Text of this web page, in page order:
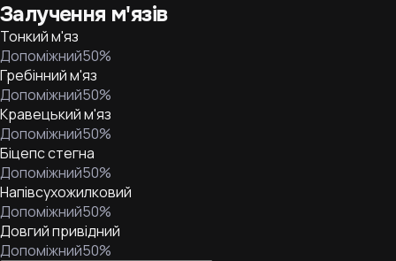
Залучення м'язів
Тонкий м'яз
Допоміжний50%
Гребінний м'яз
Допоміжний50%
Кравецький м'яз
Допоміжний50%
Біцепс стегна
Допоміжний50%
Напівсухожилковий
Допоміжний50%
Довгий привідний
Допоміжний50%